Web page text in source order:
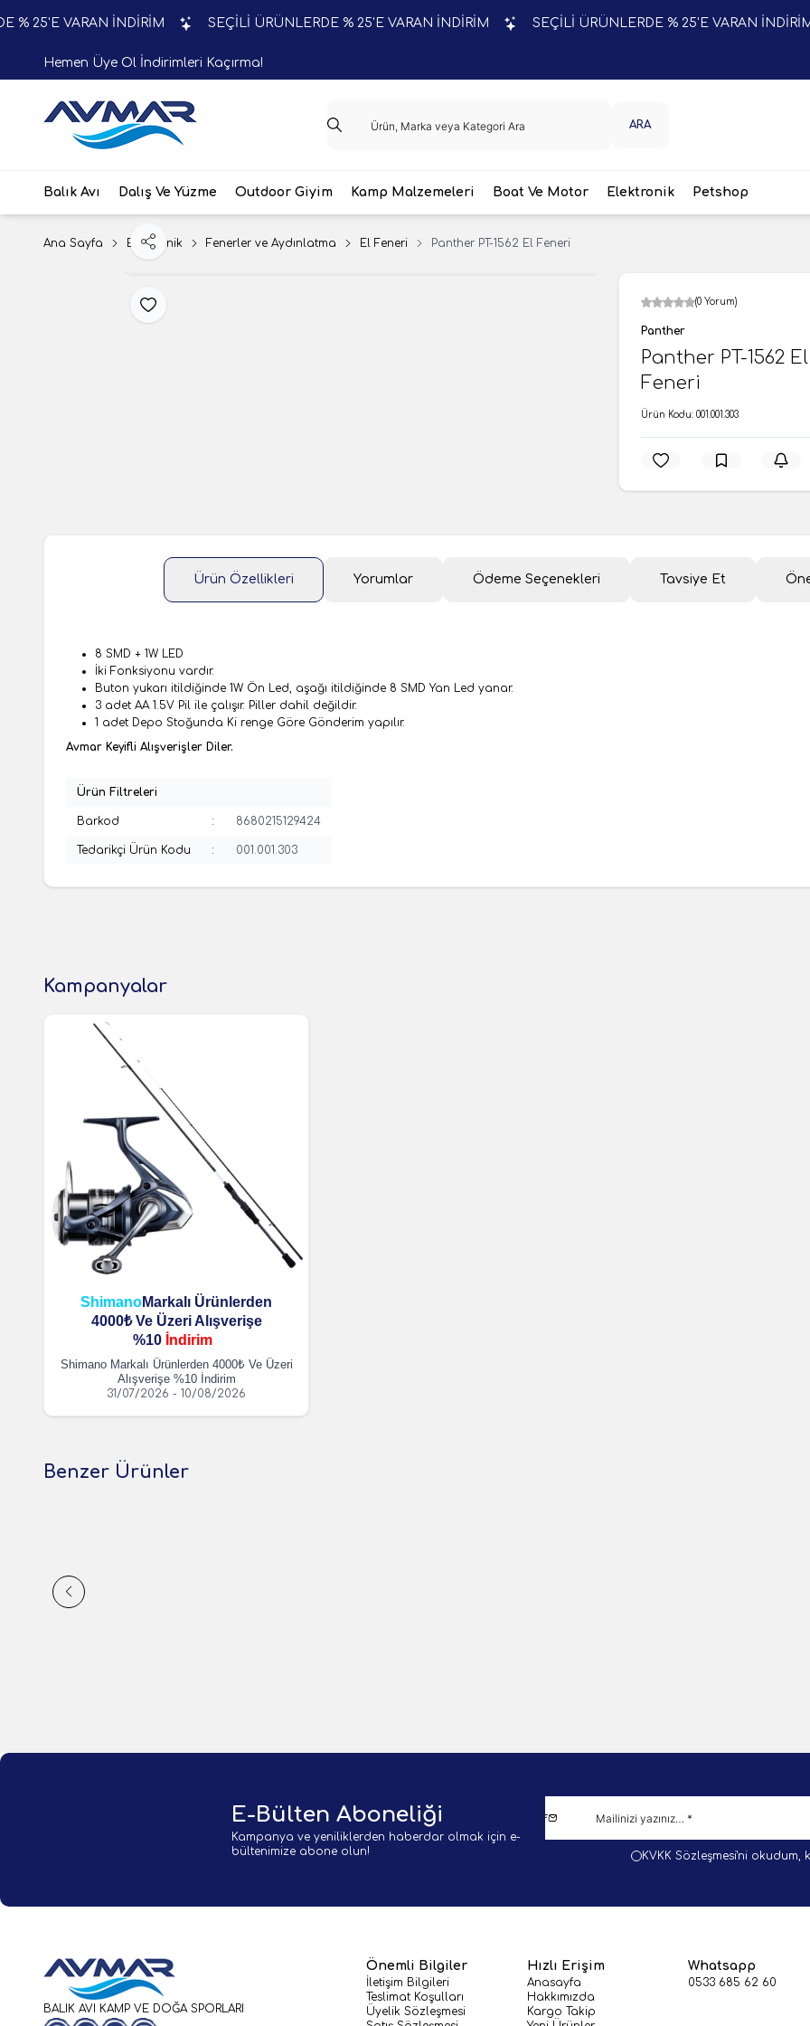
VARAN İNDİRİM SEÇİLİ ÜRÜNLERDE % 25'E VARAN İNDİRİM SEÇİLİ ÜRÜNLERDE % 25'E VARAN İNDİRİM
Hemen Üye Ol İndirimleri Kaçırma!
ARA
Balık Avı Dalış Ve Yüzme Outdoor Giyim Kamp Malzemeleri Boat Ve Motor Elektronik Petshop
Ana Sayfa Elektronik Fenerler ve Aydınlatma El Feneri Panther PT-1562 El Feneri
Favoriye Ekle
Paylaş
(0 Yorum)
Panther
Panther PT-1562 El
Feneri
Ürün Kodu: 001.001.303
Ürün Özellikleri Yorumlar Ödeme Seçenekleri Tavsiye Et
8 SMD + 1W LED
İki Fonksiyonu vardır.
Buton yukarı itildiğinde 1W Ön Led, aşağı itildiğinde 8 SMD Yan Led yanar.
3 adet AA 1.5V Pil ile çalışır. Piller dahil değildir.
1 adet Depo Stoğunda Ki renge Göre Gönderim yapılır.
Avmar Keyifli Alışverişler Diler.
Ürün Filtreleri
Barkod : 8680215129424
Tedarikçi Ürün Kodu : 001.001.303
Kampanyalar
ShimanoMarkalı Ürünlerden
4000₺ Ve Üzeri Alışverişe
%10 İndirim
Shimano Markalı Ürünlerden 4000₺ Ve Üzeri
Alışverişe %10 İndirim
31/07/2026 - 10/08/2026
Benzer Ürünler
475,00
E-Bülten Aboneliği
Kampanya ve yeniliklerden haberdar olmak için e-
bültenimize abone olun!
KVKK Sözleşmesi'ni okudum,
BALIK AVI KAMP VE DOĞA SPORLARI
Önemli Bilgiler
İletişim Bilgileri
Teslimat Koşulları
Üyelik Sözleşmesi
Hızlı Erişim
Anasayfa
Hakkımızda
Kargo Takip
Whatsapp
0533 685 62 60